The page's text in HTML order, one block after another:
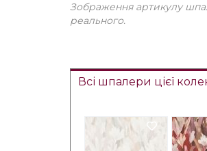
Зображення артикулу
реального.
Всі шпалери цієї